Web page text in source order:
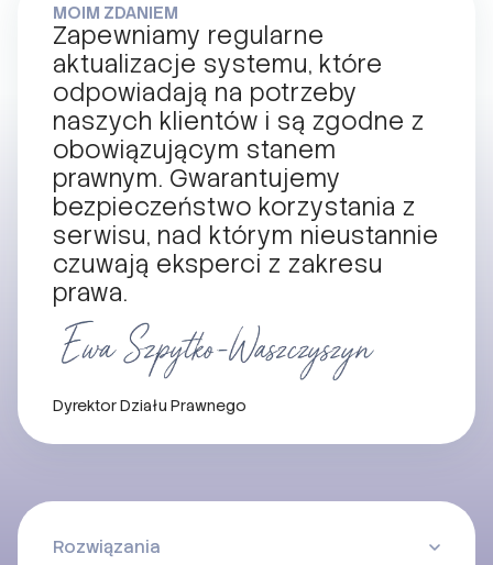
MOIM ZDANIEM
Zapewniamy regularne
aktualizacje systemu, które
odpowiadają na potrzeby
naszych klientów i są zgodne z
obowiązującym stanem
prawnym. Gwarantujemy
bezpieczeństwo korzystania z
serwisu, nad którym nieustannie
czuwają eksperci z zakresu
prawa.
Dyrektor Działu Prawnego
Rozwiązania